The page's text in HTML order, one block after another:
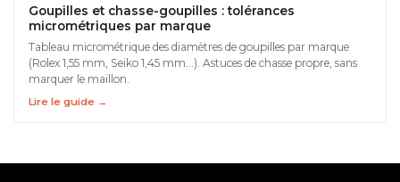
Goupilles et chasse-goupilles : tolérances
micrométriques par marque
Tableau micrométrique des diamètres de goupilles par marque
(Rolex 1,55 mm, Seiko 1,45 mm…). Astuces de chasse propre, sans
marquer le maillon.
Lire le guide →